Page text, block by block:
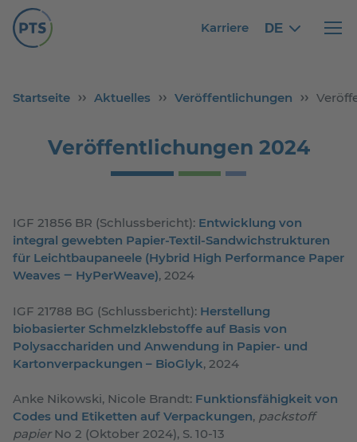
Karriere DEGerman
German
Startseite Aktuelles Veröffentlichungen
Veröffentlichungen 2024
IGF 21856 BR (Schlussbericht): Entwicklung von
integral gewebten Papier-Textil-Sandwichstrukturen
für Leichtbaupaneele (Hybrid High Performance Paper
Weaves ‒ HyPerWeave), 2024
IGF 21788 BG (Schlussbericht): Herstellung
biobasierter Schmelzklebstoffe auf Basis von
Polysacchariden und Anwendung in Papier- und
Kartonverpackungen – BioGlyk, 2024
Anke Nikowski, Nicole Brandt: Funktionsfähigkeit von
Codes und Etiketten auf Verpackungen, packstoff
papierNo 2 (Oktober 2024), S. 10-13